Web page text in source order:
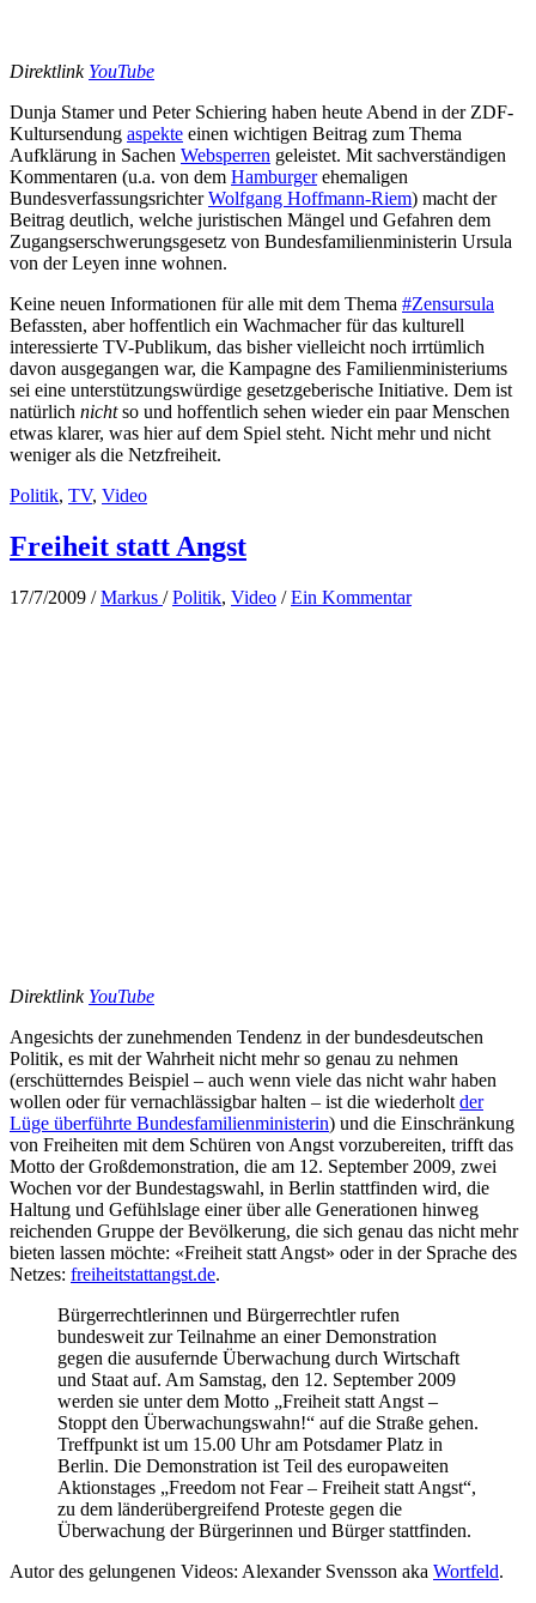
Direktlink YouTube
Dunja Stamer und Peter Schiering haben heute Abend in der ZDF-
Kultursendung aspekte einen wichtigen Beitrag zum Thema
Aufklärung in Sachen Websperren geleistet. Mit sachverständigen
Kommentaren (u.a. von dem Hamburgerehemaligen
BundesverfassungsrichterWolfgang Hoffmann-Riem) macht der
Beitrag deutlich, welche juristischen Mängel und Gefahren dem
Zugangserschwerungsgesetz von Bundesfamilienministerin Ursula
von der Leyen inne wohnen.
Keine neuen Informationen für alle mit dem Thema #Zensursula
Befassten, aber hoffentlich ein Wachmacher für das kulturell
interessierte TV-Publikum, das bisher vielleicht noch irrtümlich
davon ausgegangen war, die Kampagne des Familienministeriums
sei eine unterstützungswürdige gesetzgeberische Initiative. Dem ist
natürlich nichtso und hoffentlich sehen wieder ein paar Menschen
etwas klarer, was hier auf dem Spiel steht. Nicht mehr und nicht
weniger als die Netzfreiheit.
Politik, TV, Video
Freiheit statt Angst
17/7/2009 /Markus /Politik, Video /Ein Kommentar
Direktlink YouTube
Angesichts der zunehmenden Tendenz in der bundesdeutschen
Politik, es mit der Wahrheit nicht mehr so genau zu nehmen
(erschütterndes Beispiel – auch wenn viele das nicht wahr haben
wollen oder für vernachlässigbar halten – ist die wiederholt der
Lüge überführte Bundesfamilienministerin) und die Einschränkung
von Freiheiten mit dem Schüren von Angst vorzubereiten, trifft das
Motto der Großdemonstration, die am 12. September 2009, zwei
Wochen vor der Bundestagswahl, in Berlin stattfinden wird, die
Haltung und Gefühlslage einer über alle Generationen hinweg
reichenden Gruppe der Bevölkerung, die sich genau das nicht mehr
bieten lassen möchte: «Freiheit statt Angst» oder in der Sprache des
Netzes: freiheitstattangst.de.
Bürgerrechtlerinnen und Bürgerrechtler rufen
bundesweit zur Teilnahme an einer Demonstration
gegen die ausufernde Überwachung durch Wirtschaft
und Staat auf. Am Samstag, den 12. September 2009
werden sie unter dem Motto „Freiheit statt Angst –
Stoppt den Überwachungswahn!“ auf die Straße gehen.
Treffpunkt ist um 15.00 Uhr am Potsdamer Platz in
Berlin. Die Demonstration ist Teil des europaweiten
Aktionstages „Freedom not Fear – Freiheit statt Angst“,
zu dem länderübergreifend Proteste gegen die
Überwachung der Bürgerinnen und Bürger stattfinden.
Autor des gelungenen Videos: Alexander Svensson aka Wortfeld.